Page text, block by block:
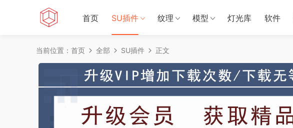
首页 SU插件 纹理 模型 灯光库 软件
当前位置： 首页 全部 SU插件 正文